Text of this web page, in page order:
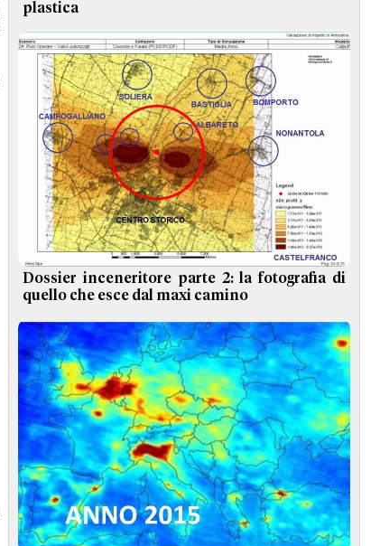
plastica
Dossier inceneritore parte 2: la fotografia di
quello che esce dal maxi camino